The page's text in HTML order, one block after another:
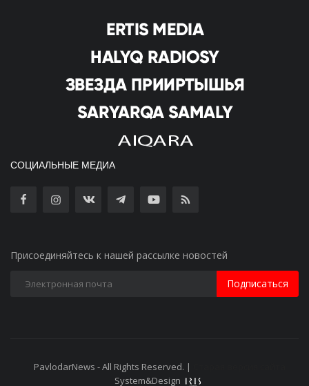
СОЦИАЛЬНЫЕ МЕДИА
Присоединяйтесь к нашей рассылке новостей
Подписаться
PavlodarNews - All Rights Reserved. |
System&Design